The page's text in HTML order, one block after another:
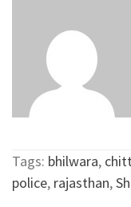
Tags: bhilwara,
police, rajasthan,